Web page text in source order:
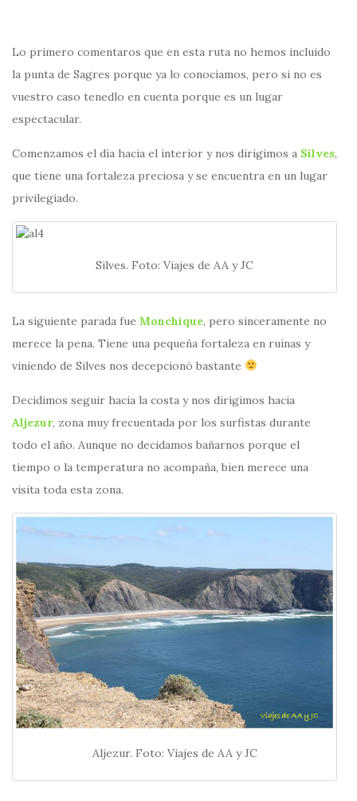
Lo primero comentaros que en esta ruta no hemos incluido
la punta de Sagres porque ya lo conocíamos, pero si no es
vuestro caso tenedlo en cuenta porque es un lugar
espectacular.
Comenzamos el día hacia el interior y nos dirigimos a Silves,
que tiene una fortaleza preciosa y se encuentra en un lugar
privilegiado.
Silves. Foto: Viajes de AA y JC
La siguiente parada fue Monchique, pero sinceramente no
merece la pena. Tiene una pequeña fortaleza en ruinas y
viniendo de Silves nos decepcionó bastante
Decidimos seguir hacia la costa y nos dirigimos hacia
Aljezur, zona muy frecuentada por los surfistas durante
todo el año. Aunque no decidamos bañarnos porque el
tiempo o la temperatura no acompaña, bien merece una
visita toda esta zona.
Aljezur. Foto: Viajes de AA y JC